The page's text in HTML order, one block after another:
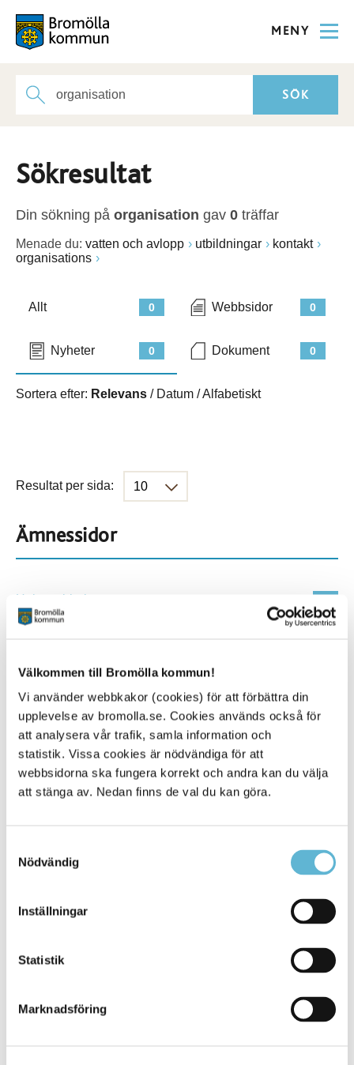
Välkommen till Bromölla kommun!
Vi använder webbkakor (cookies) för att förbättra din
upplevelse av bromolla.se. Cookies används också för
att analysera vår trafik, samla information och
statistik. Vissa cookies är nödvändiga för att
webbsidorna ska fungera korrekt och andra kan du välja
att stänga av. Nedan finns de val du kan göra.
Nödvändig
Inställningar
Statistik
Marknadsföring
MENY
Sökresultat
Din sökning på organisation gav 0 träffar
Menade du: vatten och avlopp utbildningar
kontakt
organisations
0
Allt 0
Webbsidor
0
Nyheter 0
Dokument
Sortera efter: Relevans / Datum /Alfabetiskt
Resultat per sida:
Ämnessidor
Hela webbplatsen
114
Alla platser
KONTAKT
Besöksadress
Box 18, 295 21 Bromölla